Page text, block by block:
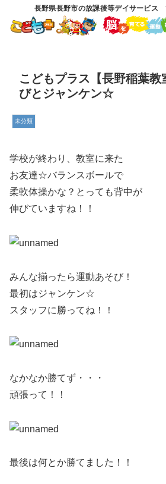
長野県長野市の放課後等デイサービス
こどもプラス【長野稲葉
びとジャンケン☆
未分類
学校が終わり、教室に来た
お友達☆バランスボールで
柔軟体操かな？とっても背中が
伸びていますね！！
みんな揃ったら運動あそび！
最初はジャンケン☆
スタッフに勝ってね！！
なかなか勝てず・・・
頑張って！！
最後は何とか勝てました！！